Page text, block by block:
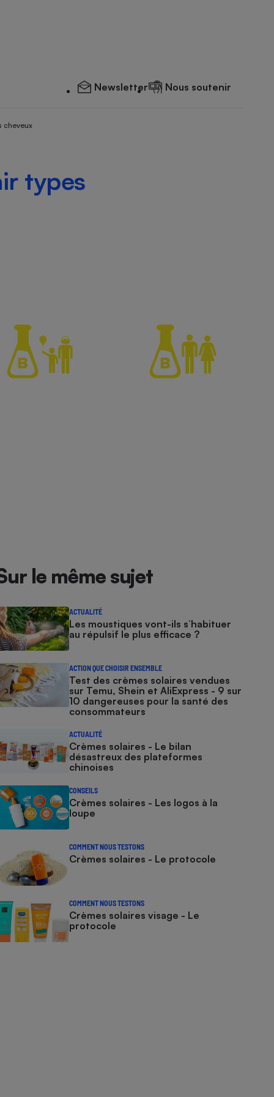
Newsletter Nous soutenir
cheveux
types
le même sujet
ACTUALITÉ
Les moustiques vont-ils s’habituer
au répulsif le plus efficace ?
ACTION QUE CHOISIR ENSEMBLE
Test des crèmes solaires vendues
sur Temu, Shein et AliExpress - 9 sur
10 dangereuses pour la santé des
consommateurs
ACTUALITÉ
Crèmes solaires - Le bilan
désastreux des plateformes
chinoises
CONSEILS
Crèmes solaires - Les logos à la
loupe
COMMENT NOUS TESTONS
Crèmes solaires - Le protocole
COMMENT NOUS TESTONS
Crèmes solaires visage - Le
protocole